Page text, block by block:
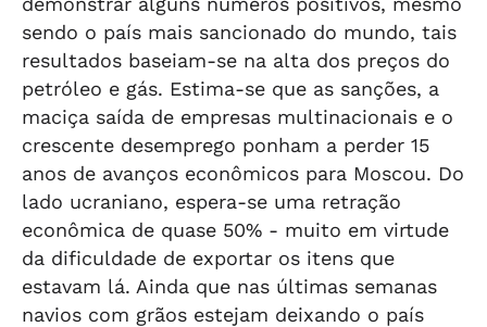
sendo o país mais sancionado do mundo, tais
resultados baseiam-se na alta dos preços do
petróleo e gás. Estima-se que as sanções, a
maciça saída de empresas multinacionais e o
crescente desemprego ponham a perder 15
anos de avanços econômicos para Moscou. Do
lado ucraniano, espera-se uma retração
econômica de quase 50% - muito em virtude
da dificuldade de exportar os itens que
estavam lá. Ainda que nas últimas semanas
navios com grãos estejam deixando o país